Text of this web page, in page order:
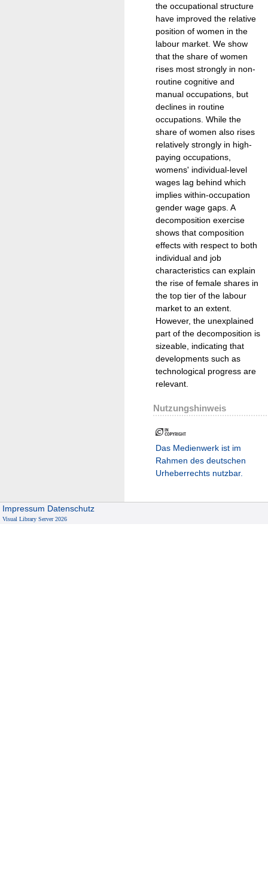
the occupational structure
have improved the relative
position of women in the
labour market. We show
that the share of women
rises most strongly in non-
routine cognitive and
manual occupations, but
declines in routine
occupations. While the
share of women also rises
relatively strongly in high-
paying occupations,
womens' individual-level
wages lag behind which
implies within-occupation
gender wage gaps. A
decomposition exercise
shows that composition
effects with respect to both
individual and job
characteristics can explain
the rise of female shares in
the top tier of the labour
market to an extent.
However, the unexplained
part of the decomposition is
sizeable, indicating that
developments such as
technological progress are
relevant.
Nutzungshinweis
Das Medienwerk ist im
Rahmen des deutschen
Urheberrechts nutzbar.
Impressum Datenschutz
Visual Library Server 2026